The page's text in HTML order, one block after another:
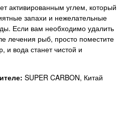
активированным углем, который
запахи и нежелательные
Если вам необходимо удалить
лечения рыб, просто поместите
и вода станет чистой и
SUPER CARBON, Китай